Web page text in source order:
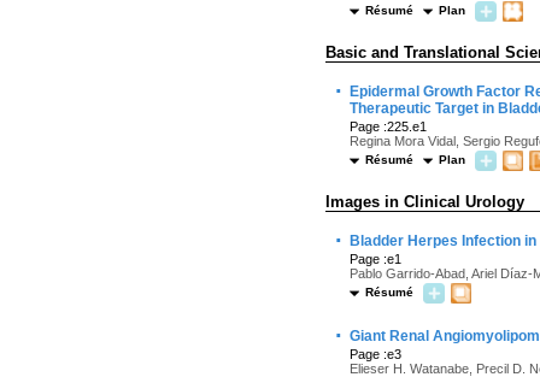
Résumé Plan
Basic and Translational
·
Epidermal Growth Factor
Therapeutic Target in
Page :225.e1
Regina Mora Vidal, Sergio
Résumé Plan
Images in Clinical Urology
· Bladder Herpes Infection
Page :e1
Pablo Garrido-Abad, Ariel
Résumé
· Giant Renal
Page :e3
Elieser H. Watanabe, Precil D.